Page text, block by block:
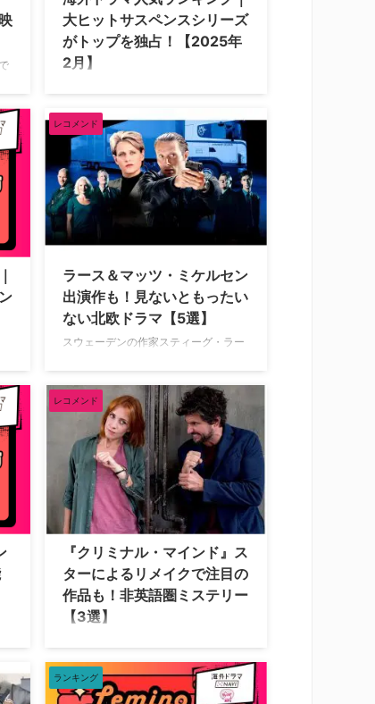
FALL 警視ステラ・ギブソン シーズン3
S.W.A.T. シーズン1 …
大ヒットサスペンスシリーズ
がトップを独占！【2025年
2月】
をご紹介。 海外ドラマ人気ランキング
トップ20【2025年2月3日】 2025年2
月3日（月）時点で、Leminoで人気の
海外ドラマランキングトップ20は以下
の通り。 THE FALL 警視ステラ・ギブ
ソン THE FALL 警視ステラ・ギブソン
シーズン2 THE FALL 警視ステラ・ギ
ブソン シーズン3 ロンドン警視庁犯罪
爆笑旅 ちょい悪3つ星シェフたちの爆
笑旅 シーズン2 エマニエル夫人 …
レコメンド
ラース＆マッツ・ミケルセン
出演作も！見ないともったい
ない北欧ドラマ【5選】
スウェーデンの作家スティーグ・ラー
マークの作家ユッシ・エーズラ・オー
ルスンの「特捜部Q」シリーズなど、
近年ミステリーを中心に北欧作品の活
躍が目覚ましい。そんな北欧ドラマの
中でも特に見逃せない5本がLeminoで
配信中だ。 『THE KILLING／キリン
グ』（デンマーク） 北欧ドラマを語る
上で欠かせないのが『THE KILLING／
生したこの作品は北欧ブームの火付け
役だ。殺人事件の捜査過程を一日＝一
話と …
レコメンド
『クリミナル・マインド』ス
ターによるリメイクで注目の
作品も！非英語圏ミステリー
【3選】
ッパを舞台に、言葉だけでなく文化や
風景も英米とは一味異なる作品の魅力
ランキング